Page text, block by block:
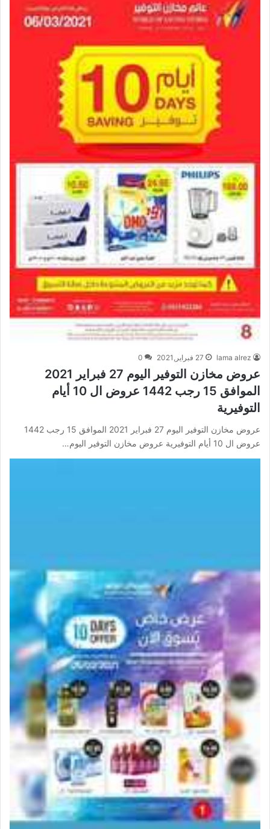
lama alrez 27 فبراير,2021 0
عروض مخازن التوفير اليوم 27 فبراير 2021
الموافق 15 رجب 1442 عروض ال 10 أيام
التوفيرية
عروض مخازن التوفير اليوم 27 فبراير 2021 الموافق 15 رجب 1442
عروض ال 10 أيام التوفيرية عروض مخازن التوفير اليوم…